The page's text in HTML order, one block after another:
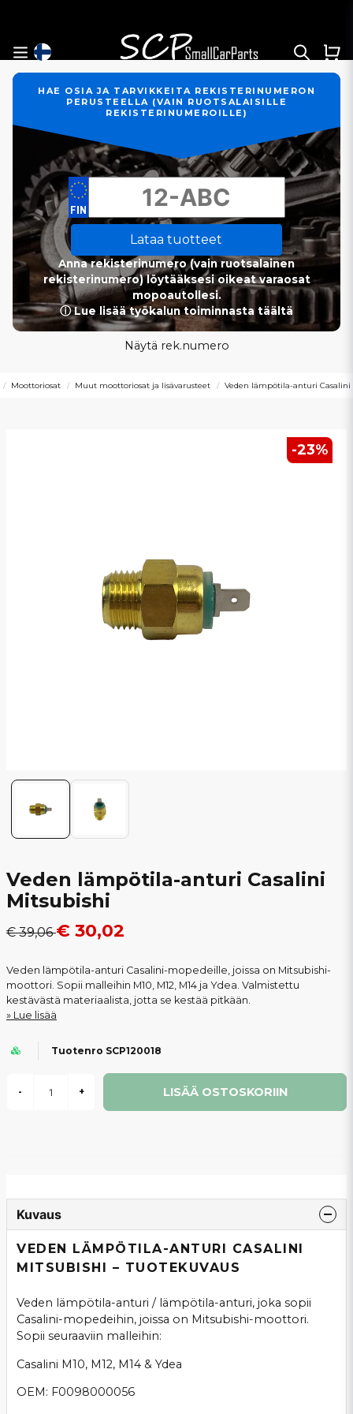
HAE OSIA JA TARVIKKEITA REKISTERINUMERON
PERUSTEELLA (VAIN RUOTSALAISILLE
REKISTERINUMEROILLE)
Lataa tuotteet
Anna rekisterinumero (vain ruotsalainen
rekisterinumero) löytääksesi oikeat varaosat
mopoautollesi.
ⓘ Lue lisää työkalun toiminnasta täältä
Näytä rek.numero
Moottoriosat Muut moottoriosat ja lisävarusteet Veden lämpötila-anturi
-23%
Veden lämpötila-anturi Casalini
Mitsubishi
€ 39,06€ 30,02
Veden lämpötila-anturi Casalini-mopedeille, joissa on Mitsubishi-
moottori. Sopii malleihin M10, M12, M14 ja Ydea. Valmistettu
kestävästä materiaalista, jotta se kestää pitkään.
Lue lisää
Tuotenro SCP120018
- + LISÄÄ OSTOSKORIIN
Kuvaus
VEDEN LÄMPÖTILA-ANTURI CASALINI
MITSUBISHI – TUOTEKUVAUS
Veden lämpötila-anturi / lämpötila-anturi, joka sopii
Casalini-mopedeihin, joissa on Mitsubishi-moottori.
Sopii seuraaviin malleihin:
Casalini M10, M12, M14 & Ydea
OEM: F0098000056